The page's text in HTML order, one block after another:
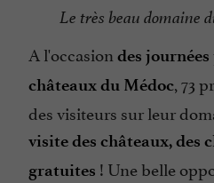
Le très beau domaine
A l'occasion des journées
châteaux du Médoc, 73
des visiteurs sur leur
visite des châteaux, des
gratuites ! Une belle